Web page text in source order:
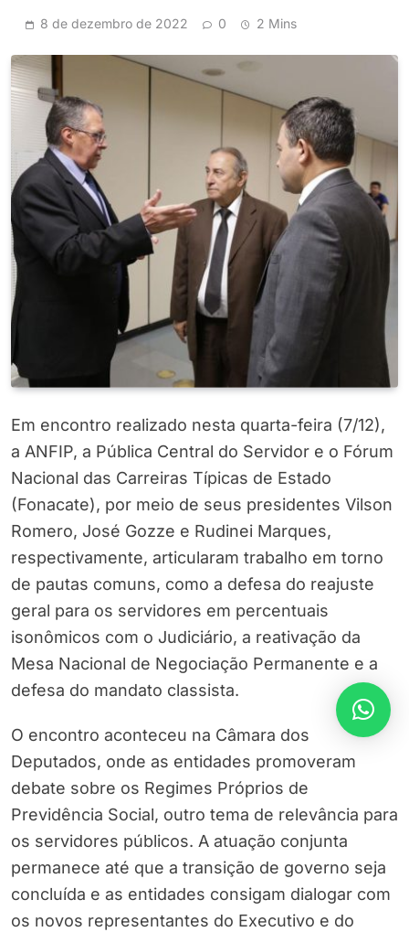
8 de dezembro de 2022 0 2 Mins
Em encontro realizado nesta quarta-feira (7/12),
a ANFIP, a Pública Central do Servidor e o Fórum
Nacional das Carreiras Típicas de Estado
(Fonacate), por meio de seus presidentes Vilson
Romero, José Gozze e Rudinei Marques,
respectivamente, articularam trabalho em torno
de pautas comuns, como a defesa do reajuste
geral para os servidores em percentuais
isonômicos com o Judiciário, a reativação da
Mesa Nacional de Negociação Permanente e a
defesa do mandato classista.
O encontro aconteceu na Câmara dos
Deputados, onde as entidades promoveram
debate sobre os Regimes Próprios de
Previdência Social, outro tema de relevância para
os servidores públicos. A atuação conjunta
permanece até que a transição de governo seja
concluída e as entidades consigam dialogar com
os novos representantes do Executivo e do